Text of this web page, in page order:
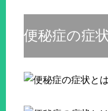
便秘症の症